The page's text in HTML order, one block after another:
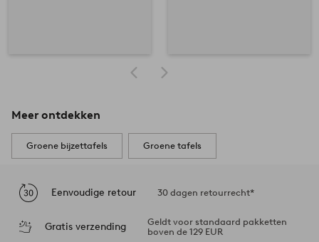
Meer ontdekken
Groene bijzettafels Groene tafels
Eenvoudige retour 30 dagen retourrecht*
Gratis verzending
Geldt voor standaard pakketten
boven de 129 EUR